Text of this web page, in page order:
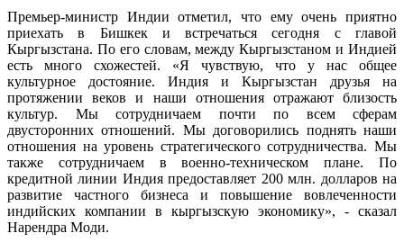
Премьер-министр Индии отметил, что ему очень приятно
приехать в Бишкек и встречаться сегодня с главой
Кыргызстана. По его словам, между Кыргызстаном и Индией
есть много схожестей. «Я чувствую, что у нас общее
культурное достояние. Индия и Кыргызстан друзья на
протяжении веков и наши отношения отражают близость
культур. Мы сотрудничаем почти по всем сферам
двусторонних отношений. Мы договорились поднять наши
отношения на уровень стратегического сотрудничества. Мы
также сотрудничаем в военно-техническом плане. По
кредитной линии Индия предоставляет 200 млн. долларов на
развитие частного бизнеса и повышение вовлеченности
индийских компании в кыргызскую экономику», - сказал
Нарендра Моди.